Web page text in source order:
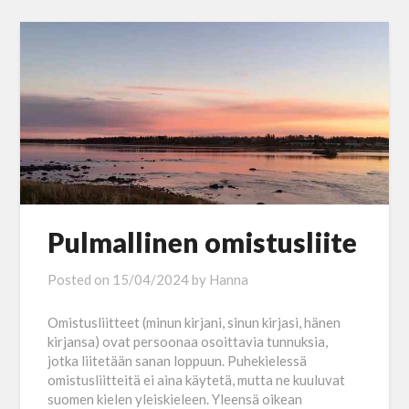
Pulmallinen omistusliite
Posted on 15/04/2024 by Hanna
Omistusliitteet (minun kirjani, sinun kirjasi, hänen
kirjansa) ovat persoonaa osoittavia tunnuksia,
jotka liitetään sanan loppuun. Puhekielessä
omistusliitteitä ei aina käytetä, mutta ne kuuluvat
suomen kielen yleiskieleen. Yleensä oikean